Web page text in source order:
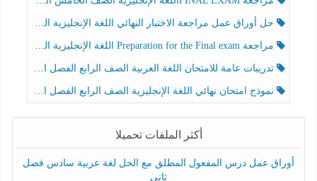
حل أوراق عمل مراجعة الاختبار النهائي اللغة الإنجليزية الصف الرابع الفصل الثالث
مراجعة Preparation for the Final exam اللغة الإنجليزية الصف الرابع الفصل الثالث
تدريبات عامة للامتحان اللغة العربية الصف الرابع الفصل الثالث
نموذج امتحان نهائي اللغة الإنجليزية الصف الرابع الفصل الثالث
أكثر الملفات تحميلا
أوراق عمل درس المفعول المطلق مع الحل لغة عربية سادس فصل
ثاني